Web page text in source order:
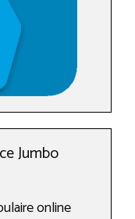
Jumbo
online